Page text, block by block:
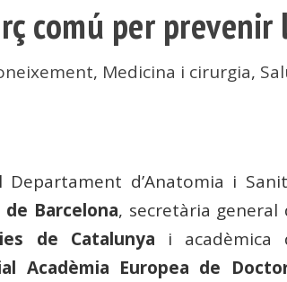
comú per
, Medicina i cirurgia,
d’Anatomia i
Barcelona, ​​secretària general
de Catalunya i acadèmica
Acadèmia Europea de